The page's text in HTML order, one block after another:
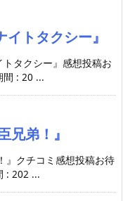
トタクシー』
タクシー』感想投稿お
: 20 ...
兄弟！』
』クチコミ感想投稿お待
: 202 ...